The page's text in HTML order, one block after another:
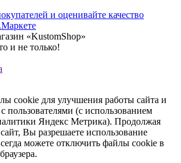
«KustomShop»
и не только!
cookie для улучшения работы сайта и
пользователями (с использованием
Яндекс Метрика). Продолжая
Вы разрешаете использование
можете отключить файлы cookie в